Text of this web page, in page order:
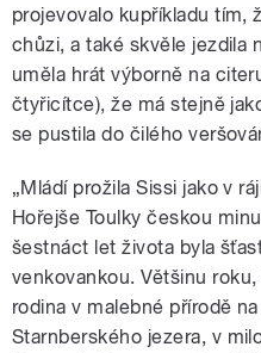
projevovalo kupříkladu tím,
chůzi, a také skvěle jezdila
uměla hrát výborně na
čtyřicítce), že má stejně
se pustila do čilého
„Mládí prožila Sissi jako v
Hořejše Toulky českou
šestnáct let života byla
venkovankou. Většinu
rodina v malebné přírodě
Starnberského jezera, v